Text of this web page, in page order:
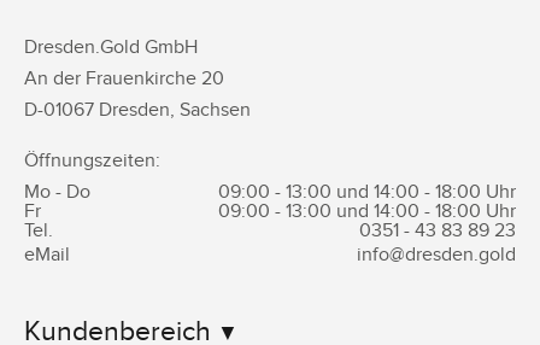
Dresden.Gold GmbH
An der Frauenkirche 20
D-01067 Dresden, Sachsen
Öffnungszeiten:
Mo - Do
09:00 - 13:00 und 14:00 - 18:00 Uhr
Fr
09:00 - 13:00 und 14:00 - 18:00 Uhr
Tel.
0351 - 43 83 89 23
eMail
info@dresden.gold
Kundenbereich